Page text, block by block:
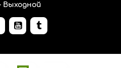
Выходной